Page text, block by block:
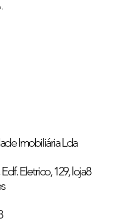
Imobiliária Lda
Eletrico, 129, loja8